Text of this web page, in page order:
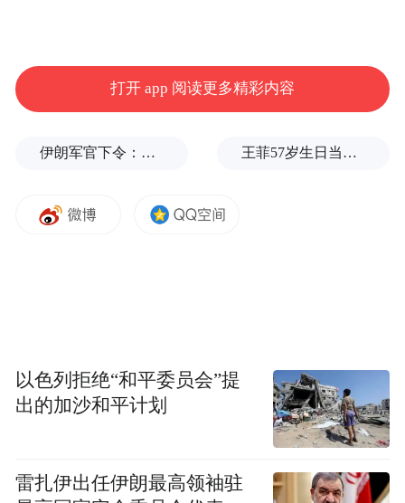
业要落实主体责任，绷紧“安全弦”，多渠道
筹措资金，加快地下车库等配套设施建设；
相关部门和属地要紧盯时限，加强督促指
的获得感、幸福感、安全感。（铜官区政府
pictures and audios if any) is uploaded and posted
by the user of Dafeng Hao, which is a social media
platform and merely provides information storage
打开 app 阅读更多精彩内容
伊朗军官下令：如果美军踏上我国领土，就砍掉他们脚！ 王菲57岁生日当天，谢霆锋隔空说3次生日快乐
以色列拒绝“和平委员会”提
出的加沙和平计划
雷扎伊出任伊朗最高领袖驻